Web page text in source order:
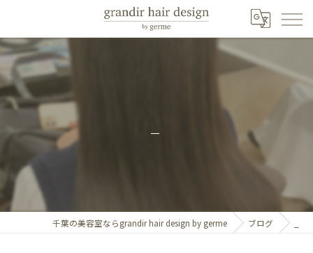
千葉の美容室ならgrandir hair design by germe ブログ